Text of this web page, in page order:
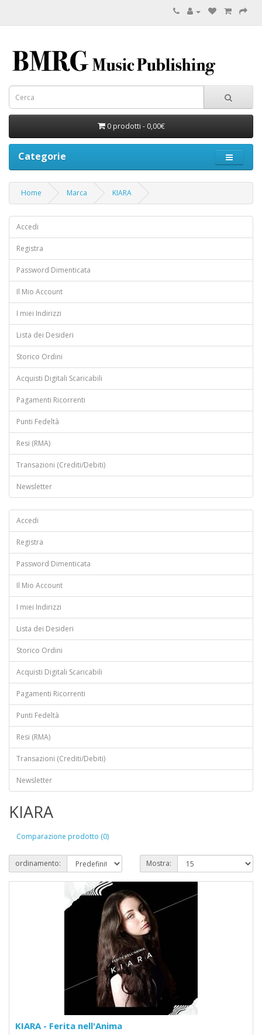
0 prodotti - 0,00€
Categorie
Home Marca KIARA
Accedi
Registra
Password Dimenticata
Il Mio Account
I miei Indirizzi
Lista dei Desideri
Storico Ordini
Acquisti Digitali Scaricabili
Pagamenti Ricorrenti
Punti Fedeltà
Resi (RMA)
Transazioni (Crediti/Debiti)
Newsletter
Accedi
Registra
Password Dimenticata
Il Mio Account
I miei Indirizzi
Lista dei Desideri
Storico Ordini
Acquisti Digitali Scaricabili
Pagamenti Ricorrenti
Punti Fedeltà
Resi (RMA)
Transazioni (Crediti/Debiti)
Newsletter
KIARA
Comparazione prodotto (0)
ordinamento: Mostra:
KIARA - Ferita nell'Anima